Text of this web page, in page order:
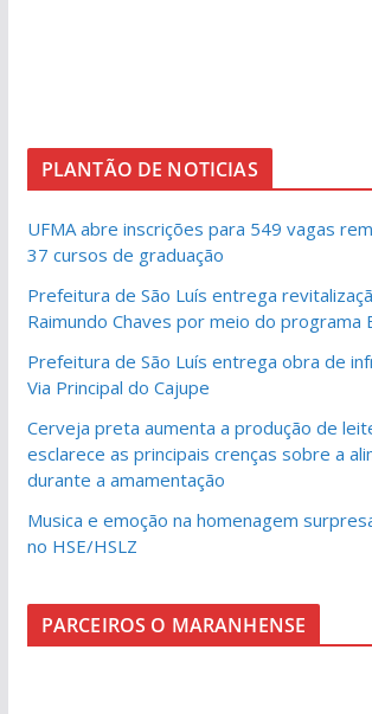
PLANTÃO DE NOTICIAS
UFMA abre inscrições para 549 vagas
37 cursos de graduação
Prefeitura de São Luís entrega
Raimundo Chaves por meio do programa
Prefeitura de São Luís entrega obra de
Via Principal do Cajupe
Cerveja preta aumenta a produção de
esclarece as principais crenças sobre a
durante a amamentação
Musica e emoção na homenagem
no HSE/HSLZ
PARCEIROS O MARANHENSE